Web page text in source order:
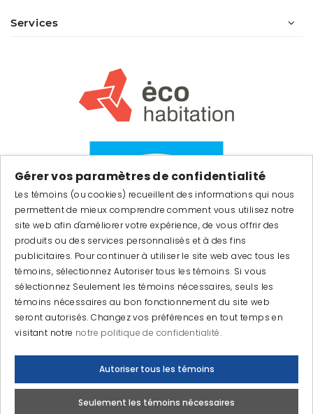
Services
© 2026 PRODUCTAIR. Tous droits réservés
Fait avec
parIGM Informatique inc
Gérer vos paramètres de confidentialité
Les témoins (ou cookies) recueillent des informations qui nous
permettent de mieux comprendre comment vous utilisez notre
site web afin d'améliorer votre expérience, de vous offrir des
produits ou des services personnalisés et à des fins
publicitaires. Pour continuer à utiliser le site web avec tous les
témoins, sélectionnez Autoriser tous les témoins. Si vous
sélectionnez Seulement les témoins nécessaires, seuls les
témoins nécessaires au bon fonctionnement du site web
seront autorisés. Changez vos préférences en tout temps en
visitant notre notre politique de confidentialité.
Autoriser tous les témoins
Seulement les témoins nécessaires